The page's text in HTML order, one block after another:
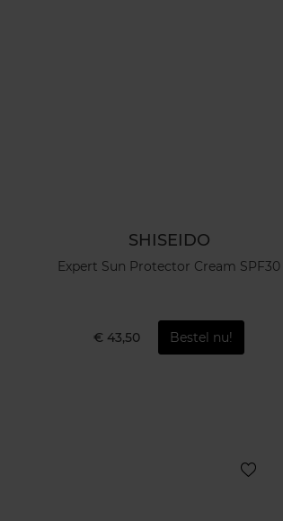
SHISEIDO
Expert Sun Protector Cream SPF30
€ 43,50 Bestel nu!